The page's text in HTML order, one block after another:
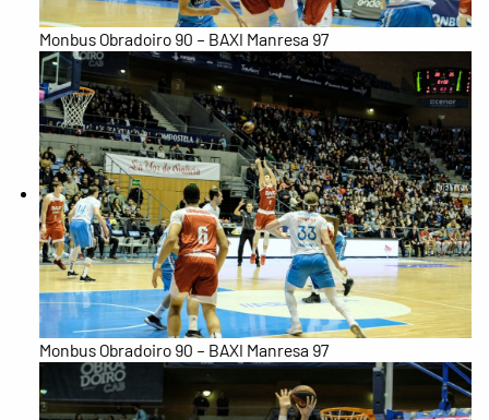
Monbus Obradoiro 90 – BAXI Manresa 97
Monbus Obradoiro 90 – BAXI Manresa 97